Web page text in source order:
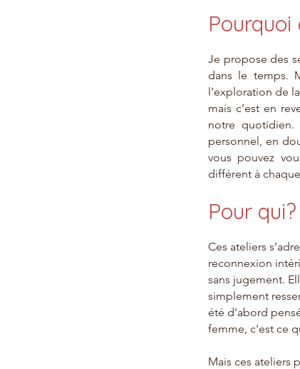
Je propose des
dans le temps.
l’exploration de
mais c’est en
notre quotidien.
personnel, en
vous pouvez
différent à
Pour qui?
Ces ateliers
reconnexion
sans jugement.
simplement
été d'abord
femme, c'est ce
Mais ces ateliers